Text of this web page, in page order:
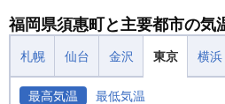
福岡県須惠町と主要都市の気
札幌 仙台 金沢 東京 横浜
最高気温 最低気温